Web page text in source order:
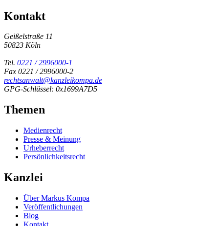
Kontakt
Geißelstraße 11
50823 Köln
Tel. 0221 / 2996000-1
Fax 0221 / 2996000-2
rechtsanwalt@kanzleikompa.de
GPG-Schlüssel: 0x1699A7D5
Themen
Medienrecht
Presse & Meinung
Urheberrecht
Persönlichkeitsrecht
Kanzlei
Über Markus Kompa
Veröffentlichungen
Blog
Kontakt